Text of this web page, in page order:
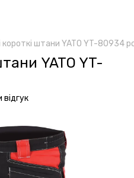
короткі штани YATO YT-80934
YATO YT-